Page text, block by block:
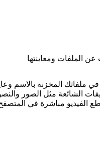
عن الملفات ومعاينتها
في ملفاتك المخزنة بالاسم
الشائعة مثل الصور